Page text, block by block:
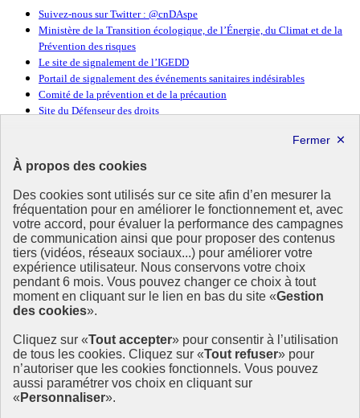
Suivez-nous sur Twitter : @cnDAspe
Ministère de la Transition écologique, de l’Énergie, du Climat et de la
Prévention des risques
Le site de signalement de l’IGEDD
Portail de signalement des événements sanitaires indésirables
Comité de la prévention et de la précaution
Site du Défenseur des droits
Déontologie
et Alertes
en santé publique
et environnement
La cnDAspe est une institution indépendante œuvrant à renforcer la
environnement.
info.gouv.fr - ouvre une nouvelle fenêtre
service-public.fr- ouvre une nouvelle fenêtre
legifrance.gouv.fr
- ouvre une nouvelle fenêtre
À propos des cookies
Des cookies sont utilisés sur ce site afin d’en mesurer la
fréquentation pour en améliorer le fonctionnement et, avec
votre accord, pour évaluer la performance des campagnes
de communication ainsi que pour proposer des contenus
tiers (vidéos, réseaux sociaux...) pour améliorer votre
expérience utilisateur. Nous conservons votre choix
pendant 6 mois. Vous pouvez changer ce choix à tout
moment en cliquant sur le lien en bas du site «Gestion
des cookies».
Cliquez sur «Tout accepter» pour consentir à l’utilisation
de tous les cookies. Cliquez sur «Tout refuser» pour
n’autoriser que les cookies fonctionnels. Vous pouvez
aussi paramétrer vos choix en cliquant sur
« Personnaliser».